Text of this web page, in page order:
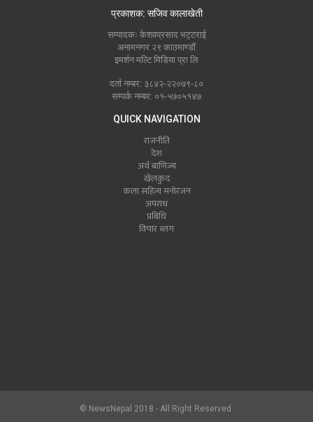
प्रकाशक: सजिव कालाखेती
सम्पादकः केशवप्रसाद भट्टराई
अनामनगर २९ काठमाण्डौं
इमर्शन मल्टि मिडिया प्रा लि
दर्ता नम्बर: ३८४२-२२०७९-८०
सम्पर्क नम्बर: ०१-५७०५१४७
QUICK NAVIGATION
राजनीति
देश
अर्थ बाणिज्य
खेलकुद
कला सहित्य मनोरंजन
अपराध
प्रबिधि
विचार ब्लग
© NewsNepal 2018 - All Right Reserved.